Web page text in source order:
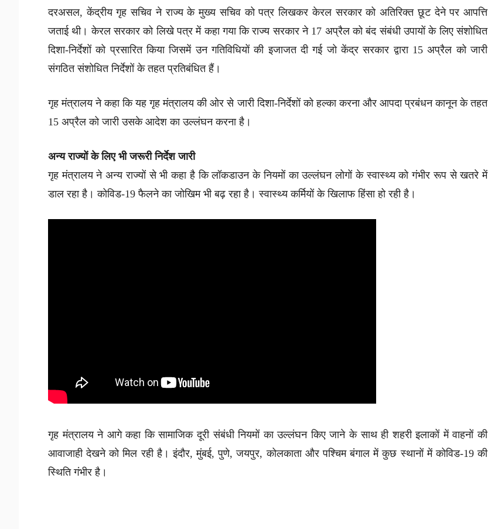
दरअसल, केंद्रीय गृह सचिव ने राज्य के मुख्य सचिव को पत्र लिखकर केरल सरकार को अतिरिक्त छूट देने पर आपत्ति
जताई थी। केरल सरकार को लिखे पत्र में कहा गया कि राज्य सरकार ने 17 अप्रैल को बंद संबंधी उपायों के लिए संशोधित
दिशा-निर्देशों को प्रसारित किया जिसमें उन गतिविधियों की इजाजत दी गई जो केंद्र सरकार द्वारा 15 अप्रैल को जारी
संगठित संशोधित निर्देशों के तहत प्रतिबंधित हैं।
गृह मंत्रालय ने कहा कि यह गृह मंत्रालय की ओर से जारी दिशा-निर्देशों को हल्का करना और आपदा प्रबंधन कानून के तहत
15 अप्रैल को जारी उसके आदेश का उल्लंघन करना है।
अन्य राज्यों के लिए भी जरूरी निर्देश जारी
गृह मंत्रालय ने अन्य राज्यों से भी कहा है कि लॉकडाउन के नियमों का उल्लंघन लोगों के स्वास्थ्य को गंभीर रूप से खतरे में
डाल रहा है। कोविड-19 फैलने का जोखिम भी बढ़ रहा है। स्वास्थ्य कर्मियों के खिलाफ हिंसा हो रही है।
गृह मंत्रालय ने आगे कहा कि सामाजिक दूरी संबंधी नियमों का उल्लंघन किए जाने के साथ ही शहरी इलाकों में वाहनों की
आवाजाही देखने को मिल रही है। इंदौर, मुंबई, पुणे, जयपुर, कोलकाता और पश्चिम बंगाल में कुछ स्थानों में कोविड-19 की
स्थिति गंभीर है।